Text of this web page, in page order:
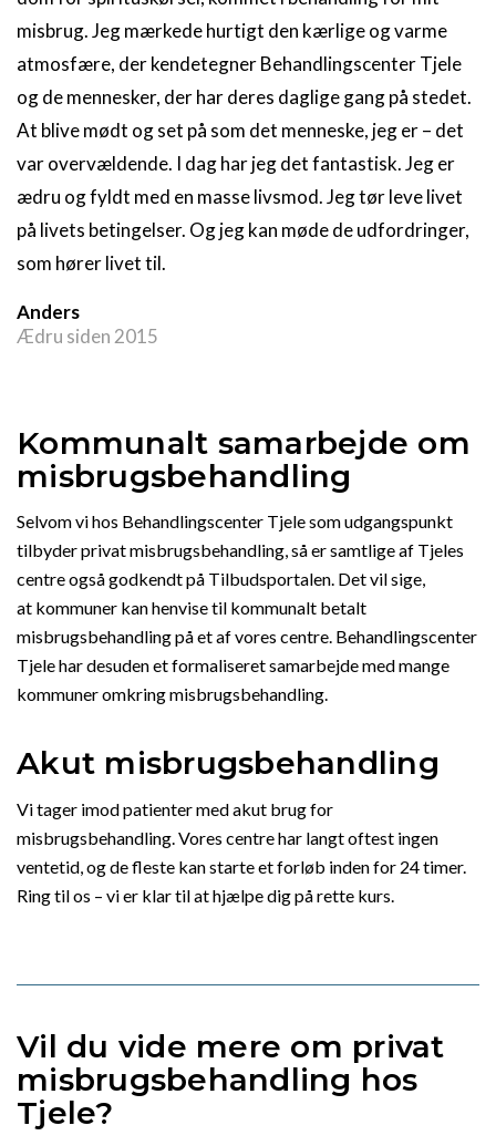
misbrug. Jeg mærkede hurtigt den kærlige og varme
atmosfære, der kendetegner Behandlingscenter Tjele
og de mennesker, der har deres daglige gang på stedet.
At blive mødt og set på som det menneske, jeg er – det
var overvældende. I dag har jeg det fantastisk. Jeg er
ædru og fyldt med en masse livsmod. Jeg tør leve livet
på livets betingelser. Og jeg kan møde de udfordringer,
som hører livet til.
Anders
Ædru siden 2015
Kommunalt samarbejde om
misbrugsbehandling
Selvom vi hos Behandlingscenter Tjele som udgangspunkt
tilbyder privat misbrugsbehandling, så er samtlige af Tjeles
centre også godkendt på Tilbudsportalen. Det vil sige,
at kommuner kan henvise til kommunalt betalt
misbrugsbehandling på et af vores centre. Behandlingscenter
Tjele har desuden et formaliseret samarbejde med mange
kommuner omkring misbrugsbehandling.
Akut misbrugsbehandling
Vi tager imod patienter med akut brug for
misbrugsbehandling. Vores centre har langt oftest ingen
ventetid, og de fleste kan starte et forløb inden for 24 timer.
Ring til os – vi er klar til at hjælpe dig på rette kurs.
Vil du vide mere om privat
misbrugsbehandling hos
Tjele?